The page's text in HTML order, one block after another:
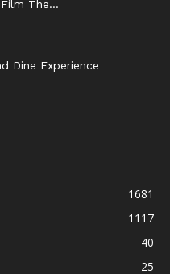
The...
Dine Experience
1681
1117
40
25